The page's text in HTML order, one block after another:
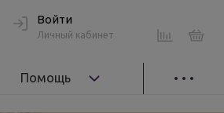
Войти
Личный кабинет
Помощь